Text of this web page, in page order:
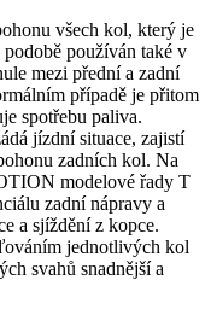
všech kol, který je
používán také v
mezi přední a zadní
případě je přitom
spotřebu paliva.
jízdní situace, zajistí
zadních kol. Na
modelové řady T
zadní nápravy a
a sjíždění z kopce.
jednotlivých kol
svahů snadnější a